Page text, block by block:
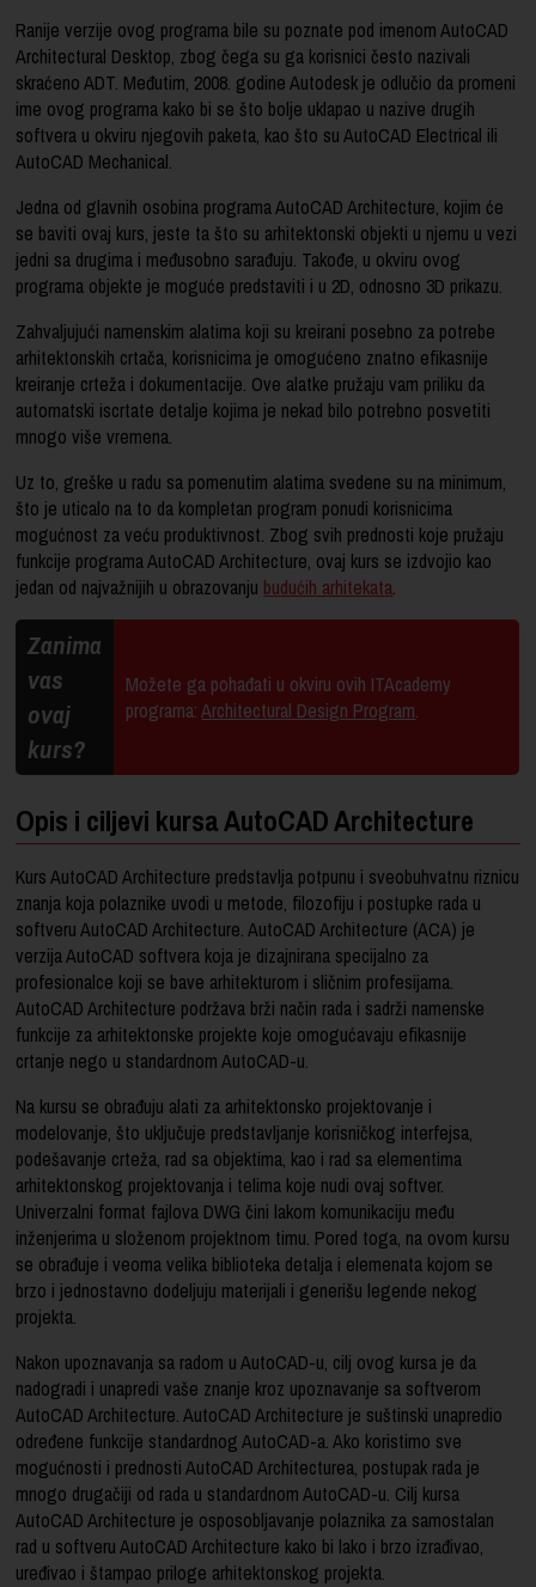
Ranije verzije ovog programa bile su poznate pod imenom AutoCAD
Architectural Desktop, zbog čega su ga korisnici često nazivali
skraćeno ADT. Međutim, 2008. godine Autodesk je odlučio da promeni
ime ovog programa kako bi se što bolje uklapao u nazive drugih
softvera u okviru njegovih paketa, kao što su AutoCAD Electrical ili
AutoCAD Mechanical.
Jedna od glavnih osobina programa AutoCAD Architecture, kojim će
se baviti ovaj kurs, jeste ta što su arhitektonski objekti u njemu u vezi
jedni sa drugima i međusobno sarađuju. Takođe, u okviru ovog
programa objekte je moguće predstaviti i u 2D, odnosno 3D prikazu.
Zahvaljujući namenskim alatima koji su kreirani posebno za potrebe
arhitektonskih crtača, korisnicima je omogućeno znatno efikasnije
kreiranje crteža i dokumentacije. Ove alatke pružaju vam priliku da
automatski iscrtate detalje kojima je nekad bilo potrebno posvetiti
mnogo više vremena.
Uz to, greške u radu sa pomenutim alatima svedene su na minimum,
što je uticalo na to da kompletan program ponudi korisnicima
mogućnost za veću produktivnost. Zbog svih prednosti koje pružaju
funkcije programa AutoCAD Architecture, ovaj kurs se izdvojio kao
jedan od najvažnijih u obrazovanju budućih arhitekata.
Zanima
vas
ovaj
kurs?
Možete ga pohađati u okviru ovih ITAcademy
programa:Architectural Design Program.
Opis i ciljevi kursa AutoCAD Architecture
Kurs AutoCAD Architecture predstavlja potpunu i sveobuhvatnu riznicu
znanja koja polaznike uvodi u metode, filozofiju i postupke rada u
softveru AutoCAD Architecture. AutoCAD Architecture (ACA) je
verzija AutoCAD softvera koja je dizajnirana specijalno za
profesionalce koji se bave arhitekturom i sličnim profesijama.
AutoCAD Architecture podržava brži način rada i sadrži namenske
funkcije za arhitektonske projekte koje omogućavaju efikasnije
crtanje nego u standardnom AutoCAD-u.
Na kursu se obrađuju alati za arhitektonsko projektovanje i
modelovanje, što uključuje predstavljanje korisničkog interfejsa,
podešavanje crteža, rad sa objektima, kao i rad sa elementima
arhitektonskog projektovanja i telima koje nudi ovaj softver.
Univerzalni format fajlova DWG čini lakom komunikaciju među
inženjerima u složenom projektnom timu. Pored toga, na ovom kursu
se obrađuje i veoma velika biblioteka detalja i elemenata kojom se
brzo i jednostavno dodeljuju materijali i generišu legende nekog
projekta.
Nakon upoznavanja sa radom u AutoCAD-u, cilj ovog kursa je da
nadogradi i unapredi vaše znanje kroz upoznavanje sa softverom
AutoCAD Architecture. AutoCAD Architecture je suštinski unapredio
određene funkcije standardnog AutoCAD-a. Ako koristimo sve
mogućnosti i prednosti AutoCAD Architecturea, postupak rada je
mnogo drugačiji od rada u standardnom AutoCAD-u. Cilj kursa
AutoCAD Architecture je osposobljavanje polaznika za samostalan
rad u softveru AutoCAD Architecture kako bi lako i brzo izrađivao,
uređivao i štampao priloge arhitektonskog projekta.